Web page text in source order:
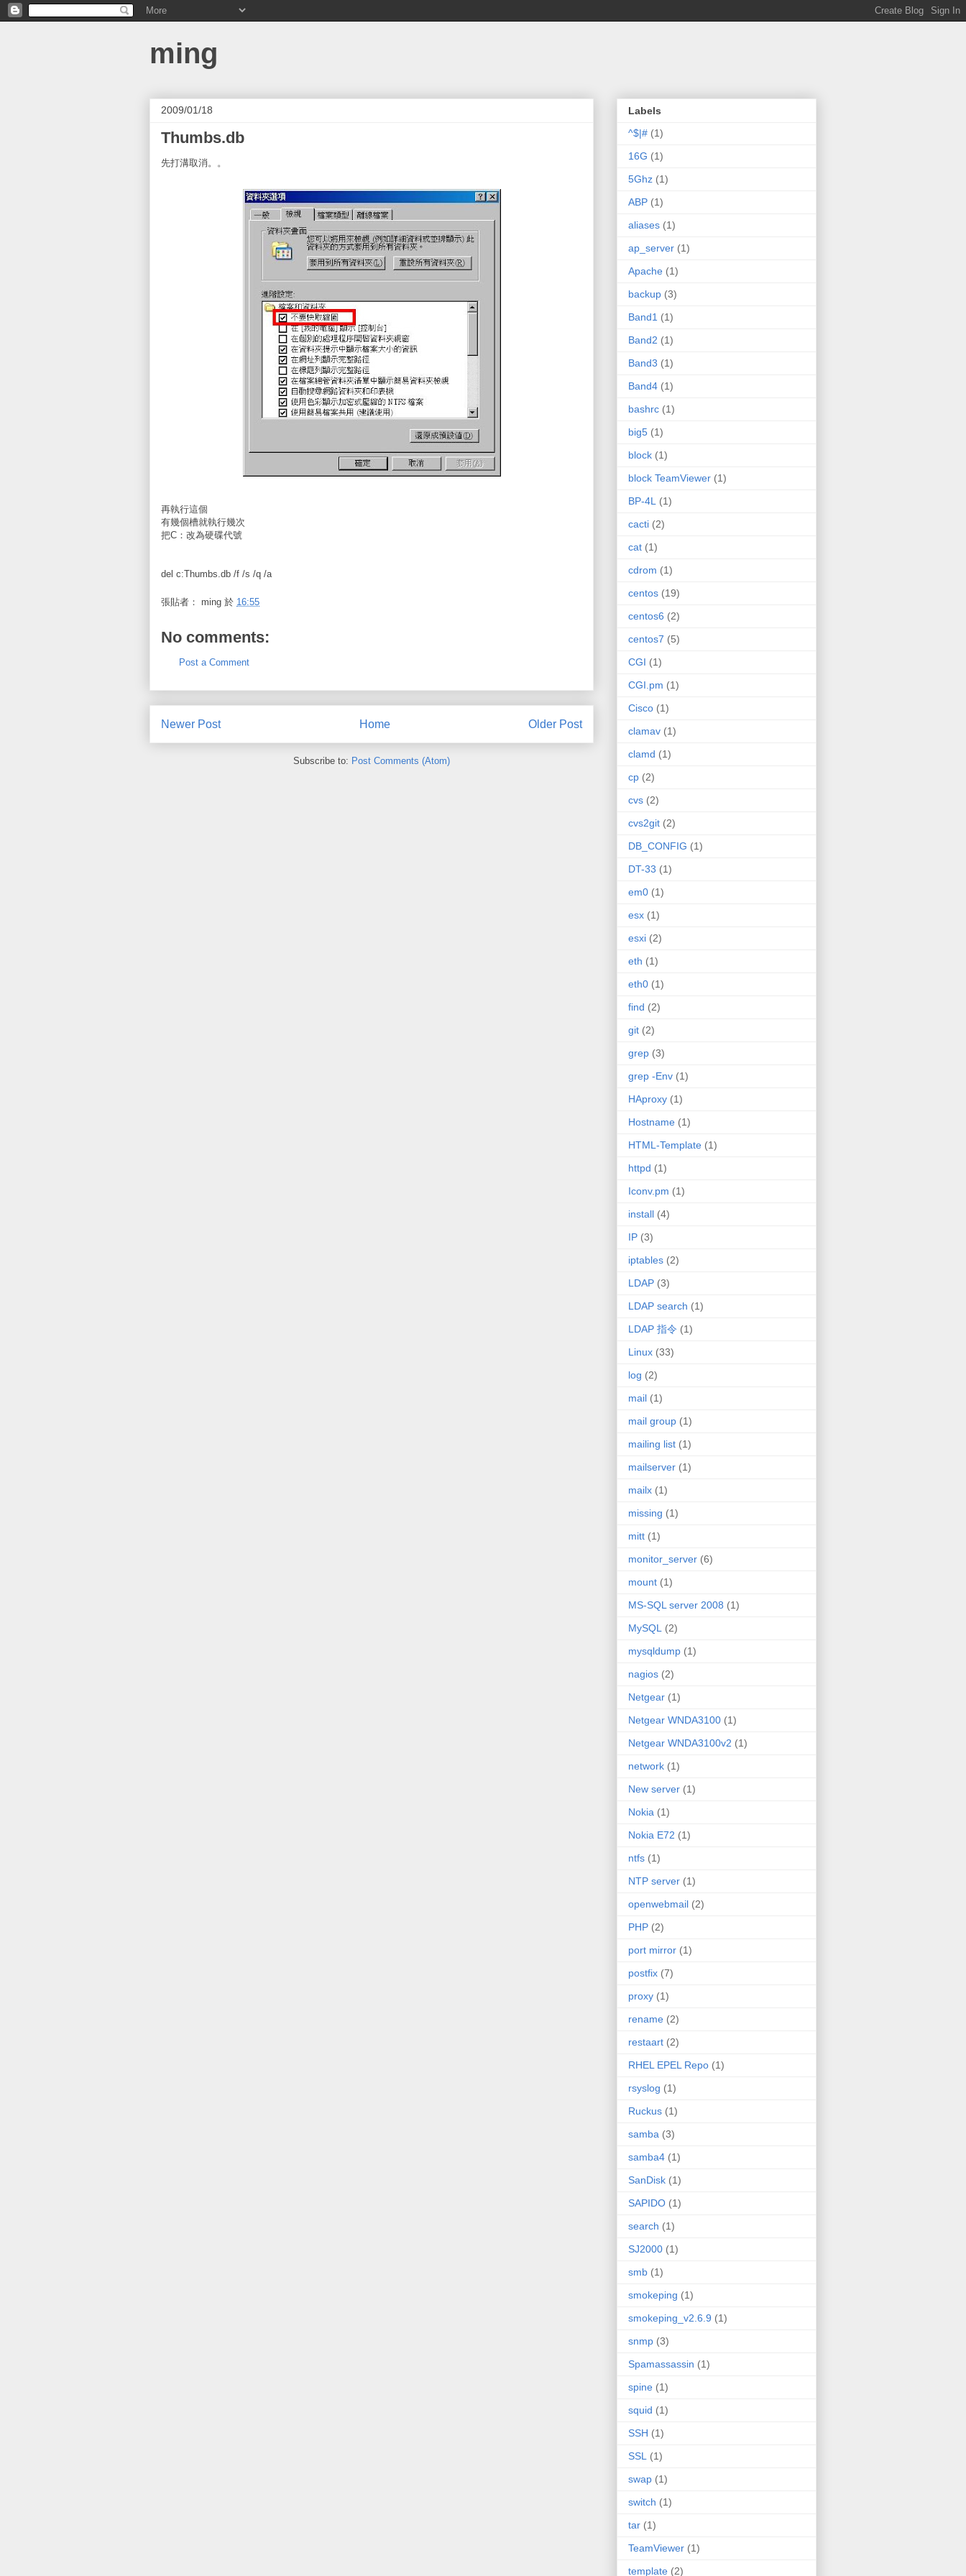
ming
2009/01/18
Thumbs.db
先打溝取消。。
再執行這個
有幾個槽就執行幾次
把C：改為硬碟代號
del c:Thumbs.db /f /s /q /a
張貼者： ming 於 16:55
No comments:
Post a Comment
Newer Post Older Post
Home
Subscribe to: Post Comments (Atom)
Labels
^$|# (1)
16G (1)
5Ghz (1)
ABP (1)
aliases (1)
ap_server (1)
Apache (1)
backup (3)
Band1 (1)
Band2 (1)
Band3 (1)
Band4 (1)
bashrc (1)
big5 (1)
block (1)
block TeamViewer (1)
BP-4L (1)
cacti (2)
cat (1)
cdrom (1)
centos (19)
centos6 (2)
centos7 (5)
CGI (1)
CGI.pm (1)
Cisco (1)
clamav (1)
clamd (1)
cp (2)
cvs (2)
cvs2git (2)
DB_CONFIG (1)
DT-33 (1)
em0 (1)
esx (1)
esxi (2)
eth (1)
eth0 (1)
find (2)
git (2)
grep (3)
grep -Env (1)
HAproxy (1)
Hostname (1)
HTML-Template (1)
httpd (1)
Iconv.pm (1)
install (4)
IP (3)
iptables (2)
LDAP (3)
LDAP search (1)
LDAP 指令 (1)
Linux (33)
log (2)
mail (1)
mail group (1)
mailing list (1)
mailserver (1)
mailx (1)
missing (1)
mitt (1)
monitor_server (6)
mount (1)
MS-SQL server 2008 (1)
MySQL (2)
mysqldump (1)
nagios (2)
Netgear (1)
Netgear WNDA3100 (1)
Netgear WNDA3100v2 (1)
network (1)
New server (1)
Nokia (1)
Nokia E72 (1)
ntfs (1)
NTP server (1)
openwebmail (2)
PHP (2)
port mirror (1)
postfix (7)
proxy (1)
rename (2)
restaart (2)
RHEL EPEL Repo (1)
rsyslog (1)
Ruckus (1)
samba (3)
samba4 (1)
SanDisk (1)
SAPIDO (1)
search (1)
SJ2000 (1)
smb (1)
smokeping (1)
smokeping_v2.6.9 (1)
snmp (3)
Spamassassin (1)
spine (1)
squid (1)
SSH (1)
SSL (1)
swap (1)
switch (1)
tar (1)
TeamViewer (1)
template (2)